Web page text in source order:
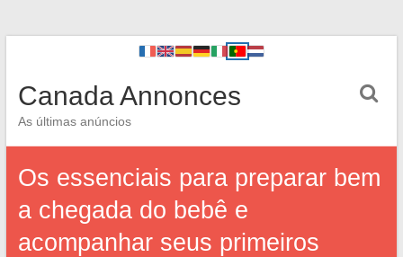
Canada Annonces
As últimas anúncios
Os essenciais para preparar bem
a chegada do bebê e
acompanhar seus primeiros